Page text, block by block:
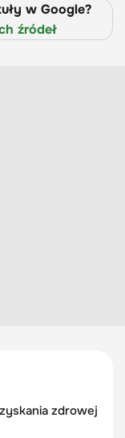
w Google?
źródeł
zdrowej